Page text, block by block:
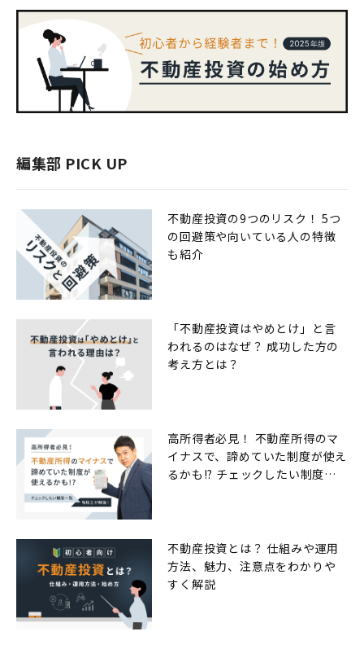
編集部 PICK UP
不動産投資の9つのリスク！ 5つ
の回避策や向いている人の特徴
も紹介
「不動産投資はやめとけ」と言
われるのはなぜ？ 成功した方の
考え方とは？
高所得者必見！ 不動産所得のマ
イナスで、諦めていた制度が使え
るかも!? チェックしたい制度一
不動産投資とは？ 仕組みや運用
方法、魅力、注意点をわかりや
すく解説